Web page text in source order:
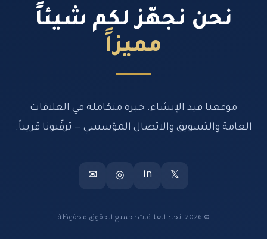
نحن نجهّز لكم شيئاً
مميزاً
موقعنا قيد الإنشاء. خبرة متكاملة في العلاقات
العامة والتسويق والاتصال المؤسسي — ترقّبونا قريباً.
𝕏
in
◎
✉
© 2026 اتحاد العلاقات · جميع الحقوق محفوظة